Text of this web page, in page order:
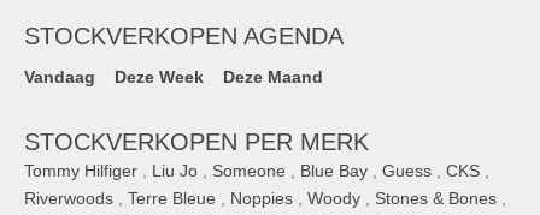
STOCKVERKOPEN AGENDA
Vandaag Deze Week Deze Maand
STOCKVERKOPEN PER MERK
Tommy Hilfiger Liu Jo Someone Blue Bay Guess CKS
Riverwoods
Terre Bleue Noppies Woody Stones & Bones